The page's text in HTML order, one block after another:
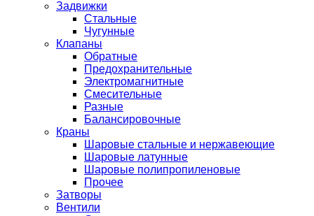
Задвижки
Стальные
Чугунные
Клапаны
Обратные
Предохранительные
Электромагнитные
Смесительные
Разные
Балансировочные
Краны
Шаровые стальные и нержавеющие
Шаровые латунные
Шаровые полипропиленовые
Прочее
Затворы
Вентили